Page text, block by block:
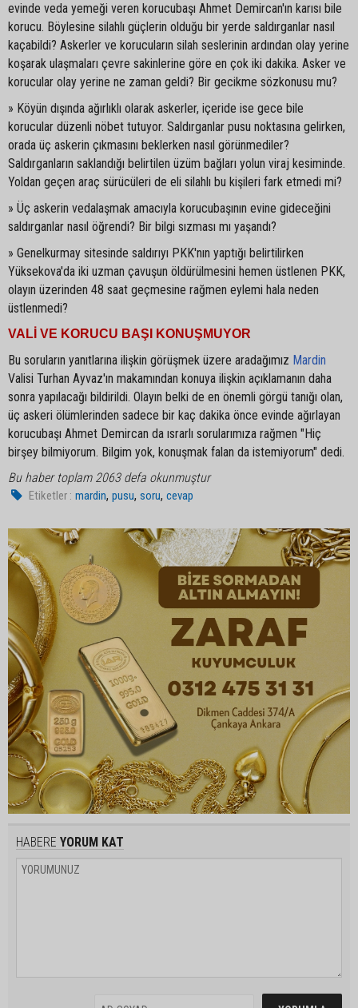
evinde veda yemeği veren korucubaşı Ahmet Demircan'ın karısı bile
korucu. Böylesine silahlı güçlerin olduğu bir yerde saldırganlar nasıl
kaçabildi? Askerler ve korucuların silah seslerinin ardından olay yerine
koşarak ulaşmaları çevre sakinlerine göre en çok iki dakika. Asker ve
korucular olay yerine ne zaman geldi? Bir gecikme sözkonusu mu?
» Köyün dışında ağırlıklı olarak askerler, içeride ise gece bile
korucular düzenli nöbet tutuyor. Saldırganlar pusu noktasına gelirken,
orada üç askerin çıkmasını beklerken nasıl görünmediler?
Saldırganların saklandığı belirtilen üzüm bağları yolun viraj kesiminde.
Yoldan geçen araç sürücüleri de eli silahlı bu kişileri fark etmedi mi?
» Üç askerin vedalaşmak amacıyla korucubaşının evine gideceğini
saldırganlar nasıl öğrendi? Bir bilgi sızması mı yaşandı?
» Genelkurmay sitesinde saldırıyı PKK'nın yaptığı belirtilirken
Yüksekova'da iki uzman çavuşun öldürülmesini hemen üstlenen PKK,
olayın üzerinden 48 saat geçmesine rağmen eylemi hala neden
üstlenmedi?
VALİ VE KORUCU BAŞI KONUŞMUYOR
Bu soruların yanıtlarına ilişkin görüşmek üzere aradağımız Mardin
Valisi Turhan Ayvaz'ın makamından konuya ilişkin açıklamanın daha
sonra yapılacağı bildirildi. Olayın belki de en önemli görgü tanığı olan,
üç askeri ölümlerinden sadece bir kaç dakika önce evinde ağırlayan
korucubaşı Ahmet Demircan da ısrarlı sorularımıza rağmen "Hiç
birşey bilmiyorum. Bilgim yok, konuşmak falan da istemiyorum" dedi.
Bu haber toplam 2063 defa okunmuştur
Etiketler : mardin,pusu,soru,cevap
HABERE YORUM KAT